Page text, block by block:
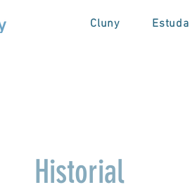
Cluny
Historial